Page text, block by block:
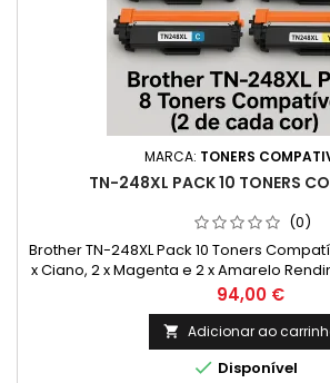
MARCA: TONERS
TN-248XL PACK 10 TONERS
(0)
Brother TN-248XL Pack 10 Toners
x Ciano, 2 x Magenta e 2 x Amarelo
3.000 Páginas Cada Cor: 2.300 Páginas*
de páginas: (Média com base na
impressão contínua. O
consideravelmente com base no
impressas e noutros...
Preço
94,00 €
 Adicionar ao
 Disponível